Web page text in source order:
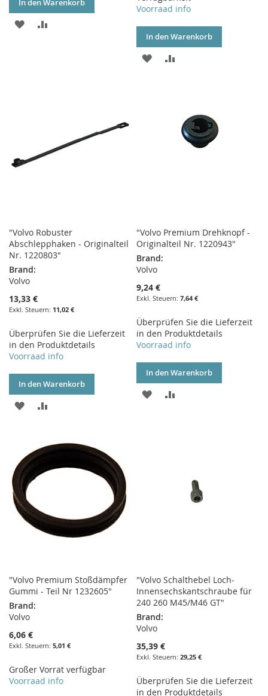
In den Warenkorb
ZUR
Voorraad info
In den Warenkorb
ZUR
"Volvo Robuster
Abschlepphaken - Originalteil
Nr. 1220803"
Brand:
Volvo
13,33 €
11,02 €
Überprüfen Sie die Lieferzeit
in den Produktdetails
Voorraad info
In den Warenkorb
ZUR
HINZUFÜGEN
HINZUFÜGEN
"Volvo Premium Drehknopf -
Originalteil Nr. 1220943"
Brand:
Volvo
9,24 €
7,64 €
Überprüfen Sie die Lieferzeit
in den Produktdetails
Voorraad info
In den Warenkorb
ZUR
"Volvo Premium Stoßdämpfer
Gummi - Teil Nr 1232605"
Brand:
Volvo
6,06 €
5,01 €
Großer Vorrat verfügbar
Voorraad info
"Volvo Schalthebel Loch-
Innensechskantschraube für
240 260 M45/M46 GT"
Brand:
Volvo
35,39 €
29,25 €
Überprüfen Sie die Lieferzeit
in den Produktdetails